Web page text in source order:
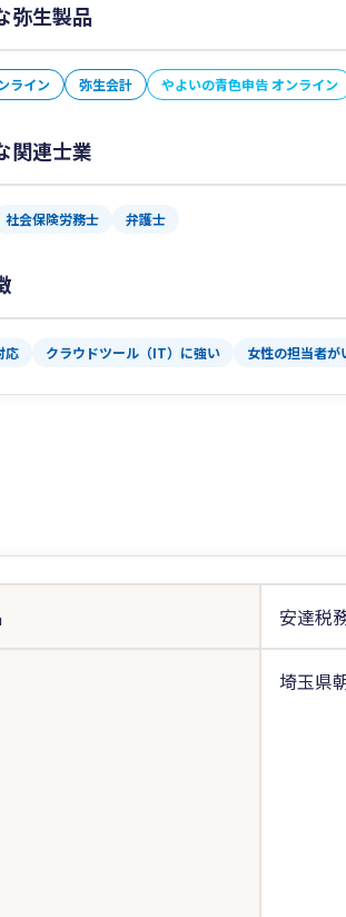
弥生製品
ライン 弥生会計 やよいの青色申告 オンライン
関連士業
社会保険労務士 弁護士
応 クラウドツール（IT）に強い 女性の担当者が
安達税
埼玉県